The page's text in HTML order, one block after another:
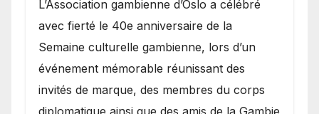
​L’Association gambienne d’Oslo a célébré
avec fierté le 40e anniversaire de la
Semaine culturelle gambienne, lors d’un
événement mémorable réunissant des
invités de marque, des membres du corps